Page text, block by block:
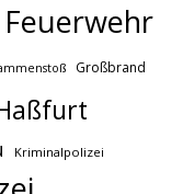
Feuerwehr
Großbrand
Kriminalpolizei